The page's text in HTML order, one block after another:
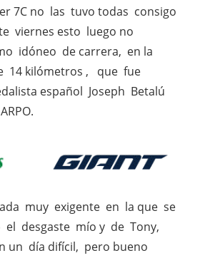
7C no las tuvo todas consigo
viernes esto luego no
idóneo de carrera, en la
14 kilómetros , que fue
español Joseph Betalú
muy exigente en la que se
desgaste mío y de Tony,
un día difícil, pero bueno